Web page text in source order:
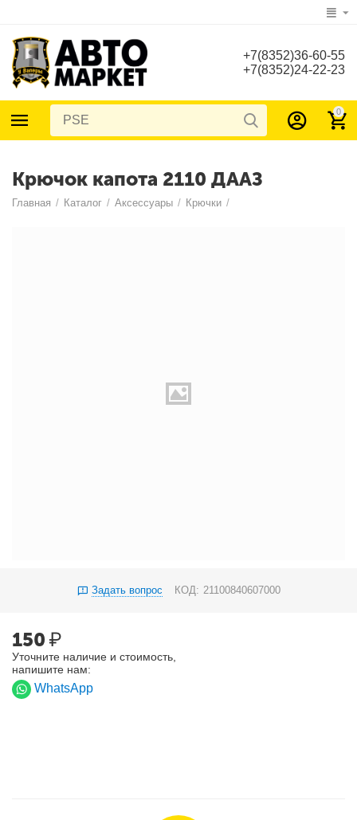
+7(8352)36-60-55
+7(8352)24-22-23
0
Крючок капота 2110 ДААЗ
Главная / Каталог / Аксессуары / Крючки /
Задать вопрос КОД: 21100840607000
150₽
Уточните наличие и стоимость,
напишите нам:
WhatsApp